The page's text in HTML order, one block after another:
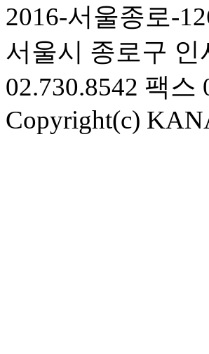
2016-서울종로-
서울시 종로구 인
02.730.8542 팩스
Copyright(c)